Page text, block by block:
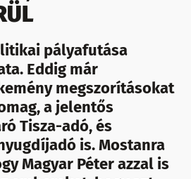
pályafutása
Eddig már
megszorításokat
a jelentős
Tisza-adó, és
is. Mostanra
Magyar Péter azzal is